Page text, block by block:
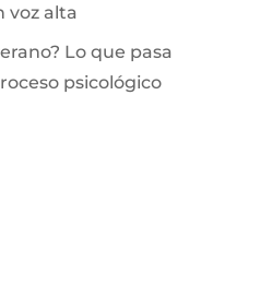
voz alta
Lo que pasa
psicológico